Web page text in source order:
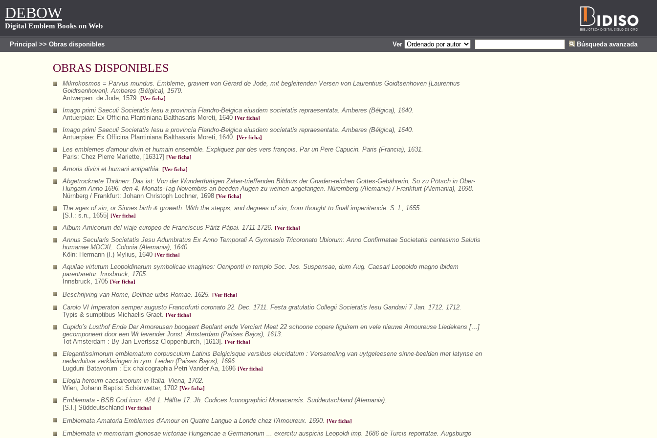
DEBOW
Digital Emblem Books on Web
Principal >> Obras disponibles Ver Búsqueda avanzada
OBRAS DISPONIBLES
Mikrokosmos = Parvus mundus. Embleme, graviert von Gèrard de Jode, mit begleitenden Versen von Laurentius Goidtsenhoven [Laurentius
Goidtsenhoven]. Amberes (Bélgica), 1579.
Antwerpen: de Jode, 1579.
[Ver ficha]
Imago primi Saeculi Societatis Iesu a provincia Flandro-Belgica eiusdem societatis repraesentata. Amberes (Bélgica), 1640.
Antuerpiae: Ex Officina Plantiniana Balthasaris Moreti, 1640 [Ver ficha]
Imago primi Saeculi Societatis Iesu a provincia Flandro-Belgica eiusdem societatis repraesentata. Amberes (Bélgica), 1640.
Antuerpiae: Ex Officina Plantiniana Balthasaris Moreti, 1640.
[Ver ficha]
Les emblemes d'amour divin et humain ensemble. Expliquez par des vers françois. Par un Pere Capucin. Paris (Francia), 1631.
Paris: Chez Pierre Mariette, [1631?]
[Ver ficha]
Amoris divini et humani antipathia. [Ver ficha]
Abgetrocknete Thränen: Das ist: Von der Wunderthätigen Zäher-trieffenden Bildnus der Gnaden-reichen Gottes-Gebährerin, So zu Pötsch in Ober-
Hungarn Anno 1696. den 4. Monats-Tag Novembris an beeden Augen zu weinen angefangen. Núremberg (Alemania) / Frankfurt (Alemania), 1698.
Nürnberg / Frankfurt: Johann Christoph Lochner, 1698 [Ver ficha]
The ages of sin, or Sinnes birth & groweth: With the stepps, and degrees of sin, from thought to finall impenitencie. S. l., 1655.
[S.l.: s.n., 1655]
[Ver ficha]
Album Amicorum del viaje europeo de Franciscus Páriz Pápai. 1711-1726. [Ver ficha]
Annus Secularis Societatis Jesu Adumbratus Ex Anno Temporali A Gymnasio Tricoronato Ubiorum: Anno Confirmatae Societatis centesimo Salutis
humanae MDCXL. Colonia (Alemania), 1640.
Köln: Hermann (I.) Mylius, 1640 [Ver ficha]
Aquilae virtutum Leopoldinarum symbolicae imagines: Oeniponti in templo Soc. Jes. Suspensae, dum Aug. Caesari Leopoldo magno ibidem
parentaretur. Innsbruck, 1705.
Innsbruck, 1705 [Ver ficha]
Beschrijving van Rome, Delitiae urbis Romae. 1625. [Ver ficha]
Carolo VI Imperatori semper augusto Francofurti coronato 22. Dec. 1711. Festa gratulatio Collegii Societatis Iesu Gandavi 7 Jan. 1712. 1712.
Typis & sumptibus Michaelis Graet.
[Ver ficha]
Cupido’s Lusthof Ende Der Amoreusen boogaert Beplant ende Verciert Meet 22 schoone copere figuirem en vele nieuwe Amoureuse Liedekens […]
gecomponeert door een Wt levender Jonst. Ámsterdam (Países Bajos), 1613.
Tot Amsterdam : By Jan Evertssz Cloppenburch, [1613].
[Ver ficha]
Elegantissimorum emblematum corpusculum Latinis Belgicisque versibus elucidatum : Versameling van uytgeleesene sinne-beelden met latynse en
nederduitse verklaringen in rym. Leiden (Paises Bajos), 1696.
Lugduni Batavorum : Ex chalcographia Petri Vander Aa, 1696 [Ver ficha]
Elogia heroum caesareorum in Italia. Viena, 1702.
Wien, Johann Baptist Schönwetter, 1702 [Ver ficha]
Emblemata - BSB Cod.icon. 424 1. Hälfte 17. Jh. Codices Iconographici Monacensis. Süddeutschland (Alemania).
[S.l.] Süddeutschland
[Ver ficha]
Emblemata Amatoria Emblemes d'Amour en Quatre Langue a Londe chez l'Amoureux. 1690. [Ver ficha]
Emblemata in memoriam gloriosae victoriae Hungaricae a Germanorum ... exercitu auspiciis Leopoldi imp. 1686 de Turcis reportatae. Augsburgo